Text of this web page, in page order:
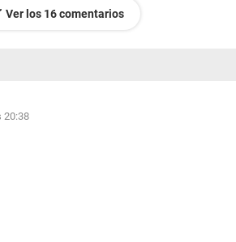
Ver los 16 comentarios
20:38